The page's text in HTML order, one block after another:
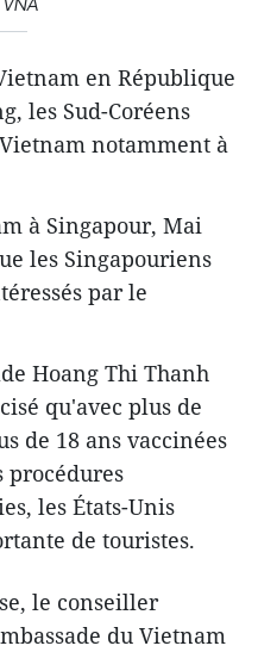
en République
les Sud-Coréens
notamment à
à Singapour, Mai
les Singapouriens
par le
Hoang Thi Thanh
qu'avec plus de
de 18 ans vaccinées
procédures
les États-Unis
de touristes.
le conseiller
du Vietnam